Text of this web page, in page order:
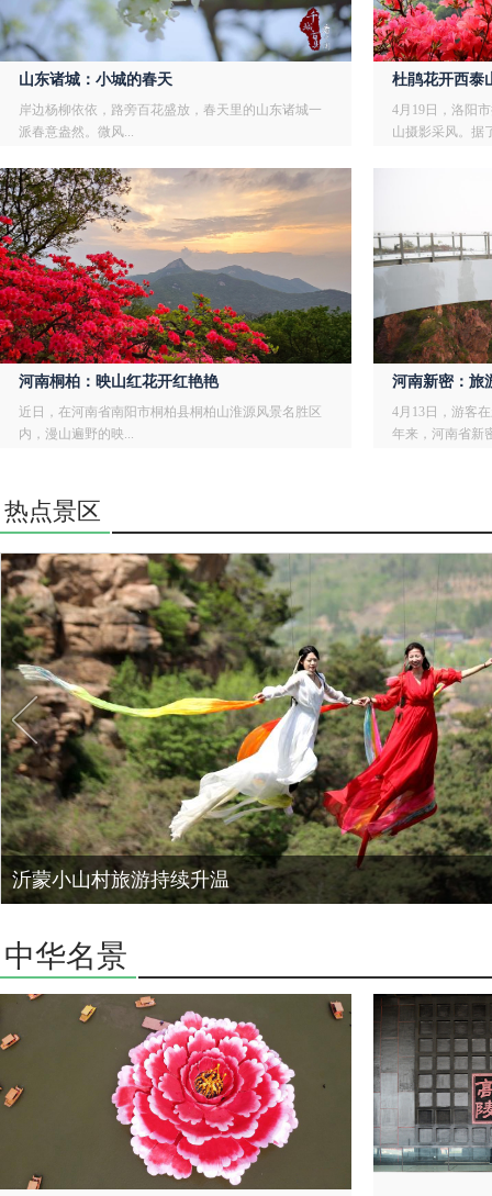
山东诸城：小城的春天
岸边杨柳依依，路旁百花盛放，春天里的山东诸城一
派春意盎然。微风...
杜鹃花开西泰
4月19日，洛阳
山摄影采风。据
河南桐柏：映山红花开红艳艳
近日，在河南省南阳市桐柏县桐柏山淮源风景名胜区
内，漫山遍野的映...
河南新密：旅
4月13日，游客
年来，河南省新
热点景区
沂蒙小山村旅游持续升温
中华名景